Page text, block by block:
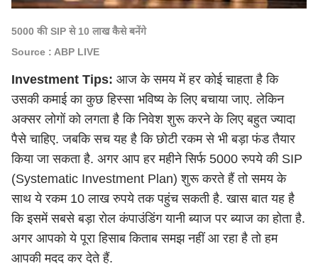
5000 की SIP से 10 लाख कैसे बनेंगे
Source : ABP LIVE
Investment Tips: आज के समय में हर कोई चाहता है कि
उसकी कमाई का कुछ हिस्सा भविष्य के लिए बचाया जाए. लेकिन
अक्सर लोगों को लगता है कि निवेश शुरू करने के लिए बहुत ज्यादा
पैसे चाहिए. जबकि सच यह है कि छोटी रकम से भी बड़ा फंड तैयार
किया जा सकता है. अगर आप हर महीने सिर्फ 5000 रुपये की SIP
(Systematic Investment Plan) शुरू करते हैं तो समय के
साथ ये रकम 10 लाख रुपये तक पहुंच सकती है. खास बात यह है
कि इसमें सबसे बड़ा रोल कंपाउंडिंग यानी ब्याज पर ब्याज का होता है.
अगर आपको ये पूरा हिसाब किताब समझ नहीं आ रहा है तो हम
आपकी मदद कर देते हैं.